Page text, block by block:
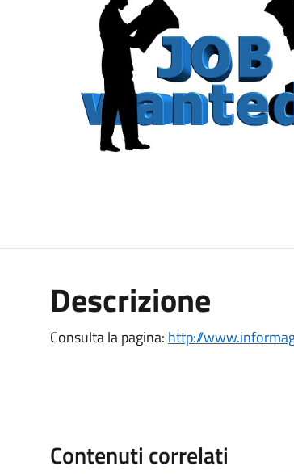
Descrizione
Consulta la pagina: http://
Contenuti correlati